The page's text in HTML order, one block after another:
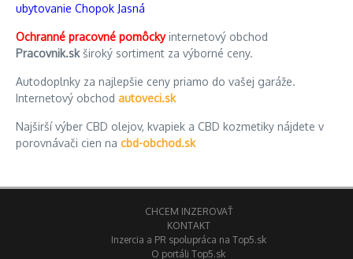
ubytovanie Chopok Jasná
Ochranné pracovné pomôckyinternetový obchod
Pracovnik.skširoký sortiment za výborné ceny.
Autodoplnky za najlepšie ceny priamo do vašej garáže.
Internetový obchod autoveci.sk
Najširší výber CBD olejov, kvapiek a CBD kozmetiky nájdete v
porovnávači cien na cbd-obchod.sk
CHCEM INZEROVAŤ
KONTAKT
Inzercia a PR spolupráca na Top5.sk
O portáli Top5.sk